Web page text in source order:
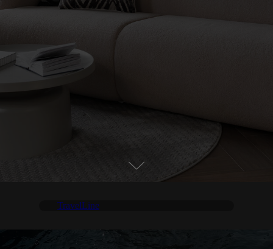
TravelLine